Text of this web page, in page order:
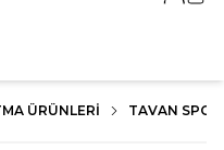
ÜRÜNLERI TAVAN SPOT